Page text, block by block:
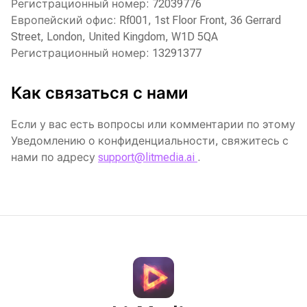
Регистрационный номер: 72039776
Европейский офис: Rf001, 1st Floor Front, 36 Gerrard
Street, London, United Kingdom, W1D 5QA
Регистрационный номер: 13291377
Как связаться с нами
Если у вас есть вопросы или комментарии по этому
Уведомлению о конфиденциальности, свяжитесь с
нами по адресу support@litmedia.ai .